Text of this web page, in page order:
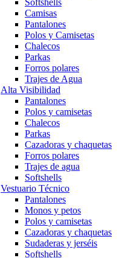
Camisas
Pantalones
Polos y Camisetas
Chalecos
Parkas
Forros polares
Trajes de Agua
Alta Visibilidad
Pantalones
Polos y camisetas
Chalecos
Parkas
Cazadoras y chaquetas
Forros polares
Trajes de agua
Softshells
Vestuario Técnico
Pantalones
Monos y petos
Polos y camisetas
Cazadoras y chaquetas
Sudaderas y jerséis
Softshells